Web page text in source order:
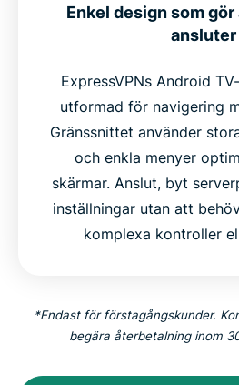
Enkel design som
ansluter
ExpressVPNs Android
utformad för navigering
Gränssnittet använder
och enkla menyer
skärmar. Anslut, byt
inställningar utan att
komplexa kontroller
*Endast för förstagångskunder.
begära återbetalning inom